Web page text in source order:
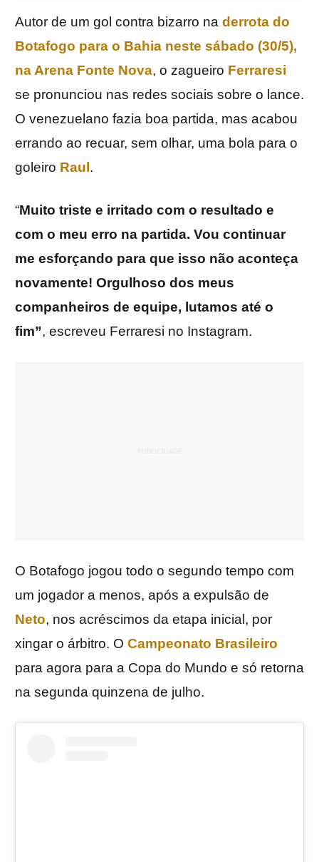
Autor de um gol contra bizarro na derrota do
Botafogo para o Bahia neste sábado (30/5),
na Arena Fonte Nova, o zagueiro Ferraresi
se pronunciou nas redes sociais sobre o lance.
O venezuelano fazia boa partida, mas acabou
errando ao recuar, sem olhar, uma bola para o
goleiro Raul .
“Muito triste e irritado com o resultado e
com o meu erro na partida. Vou continuar
me esforçando para que isso não aconteça
novamente! Orgulhoso dos meus
companheiros de equipe, lutamos até o
fim”, escreveu Ferraresi no Instagram.
O Botafogo jogou todo o segundo tempo com
um jogador a menos, após a expulsão de
Neto, nos acréscimos da etapa inicial, por
xingar o árbitro. O Campeonato Brasileiro
para agora para a Copa do Mundo e só retorna
na segunda quinzena de julho.